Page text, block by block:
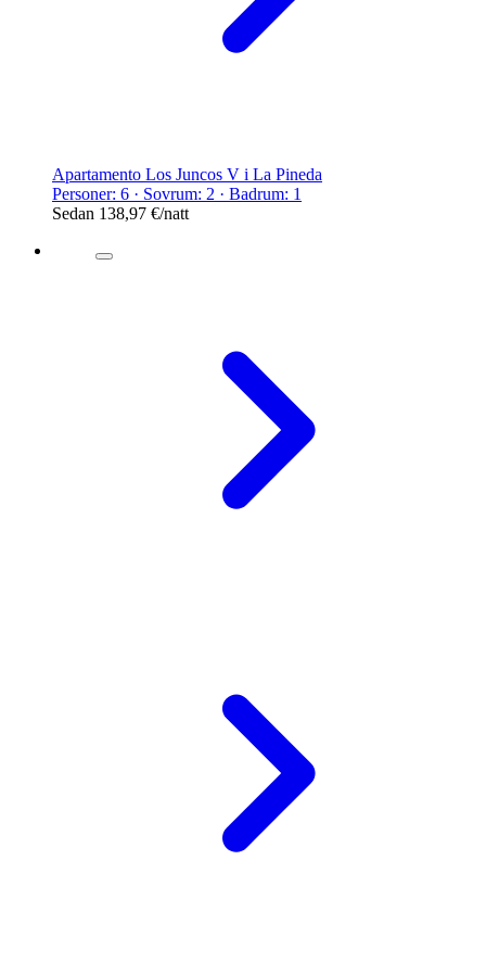
Apartamento Los Juncos V i La Pineda
Personer: 6 · Sovrum: 2 · Badrum: 1
Sedan 138,97 €/natt